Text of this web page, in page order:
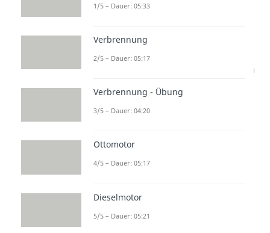
angefangen mit der
der zugeführten und abgeführten
Wärme:
Sind uns die
gilt:
1/5 – Dauer: 05:33
Verbrennung
2/5 – Dauer: 05:17
Verbrennung - Übung
3/5 – Dauer: 04:20
Ottomotor
4/5 – Dauer: 05:17
Dieselmotor
5/5 – Dauer: 05:21